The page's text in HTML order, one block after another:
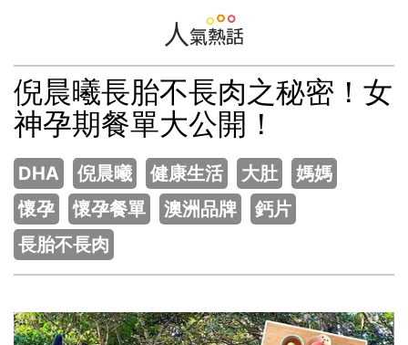
content
Hot
Newsfeed
倪晨曦長胎不長肉之秘密！女
神孕期餐單大公開！
DHA 倪晨曦 健康生活 大肚
媽媽
懷孕
懷孕餐單 澳洲品牌
鈣片
長胎不長肉